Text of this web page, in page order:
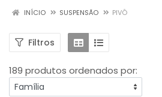
INÍCIO SUSPENSÃO PIVÔ
Filtros
189 produtos ordenados por: